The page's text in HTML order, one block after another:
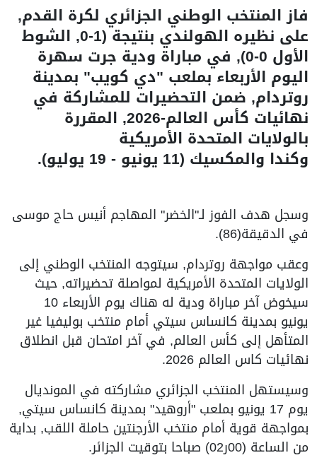
فاز المنتخب الوطني الجزائري لكرة القدم,
على نظيره الهولندي بنتيجة (1-0, الشوط
الأول 0-0), في مباراة ودية جرت سهرة
اليوم الأربعاء بملعب "دي كويب" بمدينة
روتردام, ضمن التحضيرات للمشاركة في
نهائيات كأس العالم-2026, المقررة
بالولايات المتحدة الأمريكية
وكندا والمكسيك (11 يونيو - 19 يوليو).
وسجل هدف الفوز لـ"الخضر" المهاجم أنيس حاج موسى
في الدقيقة(86).
وعقب مواجهة روتردام, سيتوجه المنتخب الوطني إلى
الولايات المتحدة الأمريكية لمواصلة تحضيراته, حيث
سيخوض آخر مباراة ودية له هناك يوم الأربعاء 10
يونيو بمدينة كانساس سيتي أمام منتخب بوليفيا غير
المتأهل إلى كأس العالم, في آخر امتحان قبل انطلاق
نهائيات كاس العالم 2026.
وسيستهل المنتخب الجزائري مشاركته في المونديال
يوم 17 يونيو بملعب "أروهيد" بمدينة كانساس سيتي,
بمواجهة قوية أمام منتخب الأرجنتين حاملة اللقب, بداية
من الساعة (00ر02) صباحا بتوقيت الجزائر.